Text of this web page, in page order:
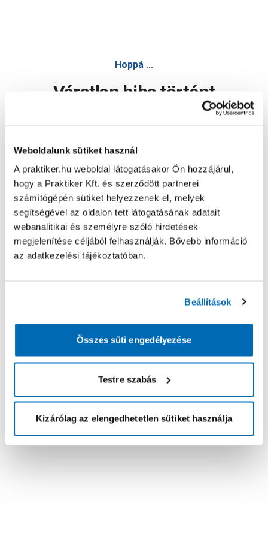
Weboldalunk sütiket használ
A praktiker.hu weboldal látogatásakor Ön hozzájárul,
hogy a Praktiker Kft. és szerződött partnerei
számítógépén sütiket helyezzenek el, melyek
segítségével az oldalon tett látogatásának adatait
webanalitikai és személyre szóló hirdetések
megjelenítése céljából felhasználják. Bővebb információ
az adatkezelési tájékoztatóban.
Beállítások
Összes süti engedélyezése
Testre szabás
Kizárólag az elengedhetetlen sütiket használja
Hoppá ...
Váratlan hiba történt
Oldal újratöltése